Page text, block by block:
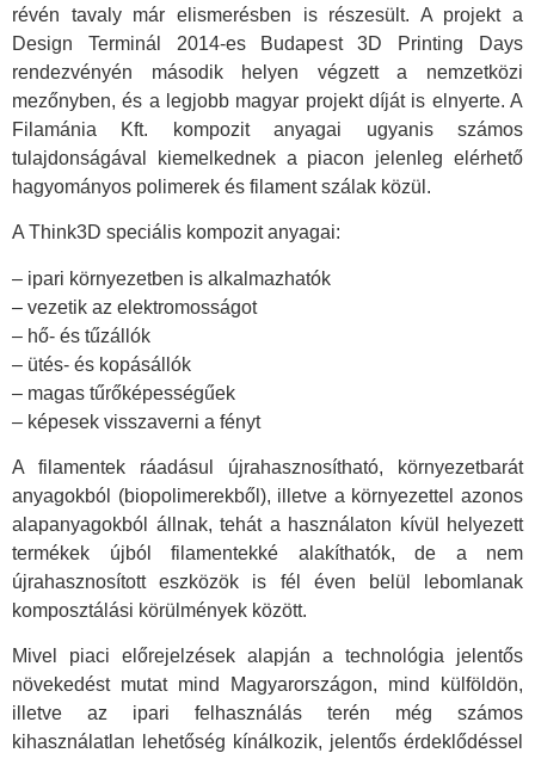
révén tavaly már elismerésben is részesült. A projekt a
Design Terminál 2014-es Budapest 3D Printing Days
rendezvényén második helyen végzett a nemzetközi
mezőnyben, és a legjobb magyar projekt díját is elnyerte. A
Filamánia Kft. kompozit anyagai ugyanis számos
tulajdonságával kiemelkednek a piacon jelenleg elérhető
hagyományos polimerek és filament szálak közül.
A Think3D speciális kompozit anyagai:
– ipari környezetben is alkalmazhatók
– vezetik az elektromosságot
– hő- és tűzállók
– ütés- és kopásállók
– magas tűrőképességűek
– képesek visszaverni a fényt
A filamentek ráadásul újrahasznosítható, környezetbarát
anyagokból (biopolimerekből), illetve a környezettel azonos
alapanyagokból állnak, tehát a használaton kívül helyezett
termékek újból filamentekké alakíthatók, de a nem
újrahasznosított eszközök is fél éven belül lebomlanak
komposztálási körülmények között.
Mivel piaci előrejelzések alapján a technológia jelentős
növekedést mutat mind Magyarországon, mind külföldön,
illetve az ipari felhasználás terén még számos
kihasználatlan lehetőség kínálkozik, jelentős érdeklődéssel